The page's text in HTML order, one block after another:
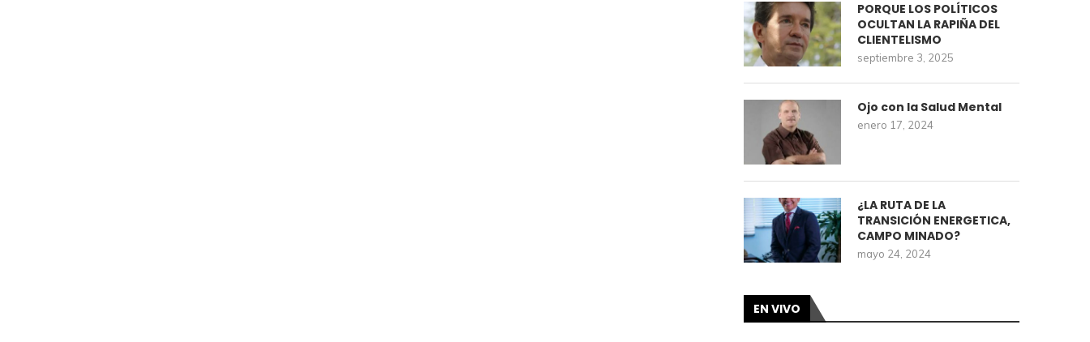
PORQUE LOS POLÍTICOS
OCULTAN LA RAPIÑA DEL
CLIENTELISMO
septiembre 3, 2025
Ojo con la Salud Mental
enero 17, 2024
¿LA RUTA DE LA
TRANSICIÓN ENERGETICA,
CAMPO MINADO?
mayo 24, 2024
EN VIVO